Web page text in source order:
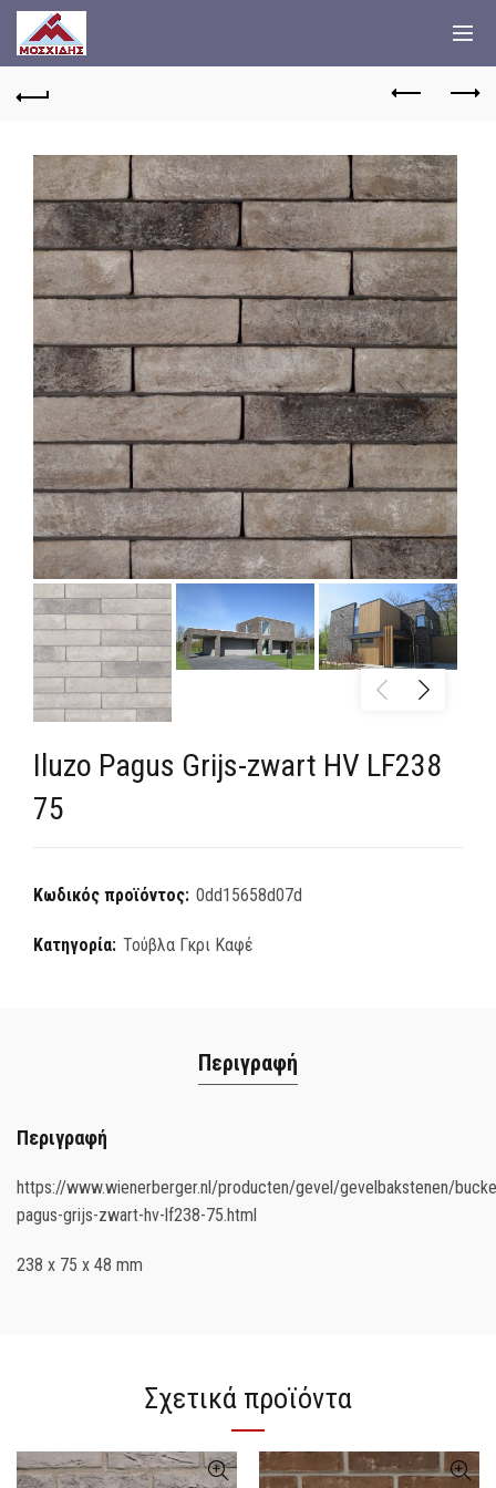
Iluzo Pagus Grijs-zwart HV LF238
75
Κωδικός προϊόντος: 0dd15658d07d
Κατηγορία: Τούβλα Γκρι Καφέ
Περιγραφή
Περιγραφή
https://www.wienerberger.nl/producten/gevel/gevelbakstenen/
pagus-grijs-zwart-hv-lf238-75.html
238 x 75 x 48 mm
Σχετικά προϊόντα